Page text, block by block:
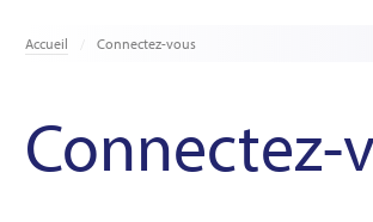
Accueil Connectez-vous
Connectez-